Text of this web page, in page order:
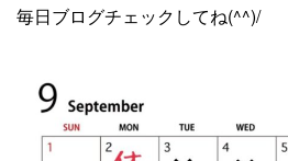
毎日ブログチェックしてね(^^)/